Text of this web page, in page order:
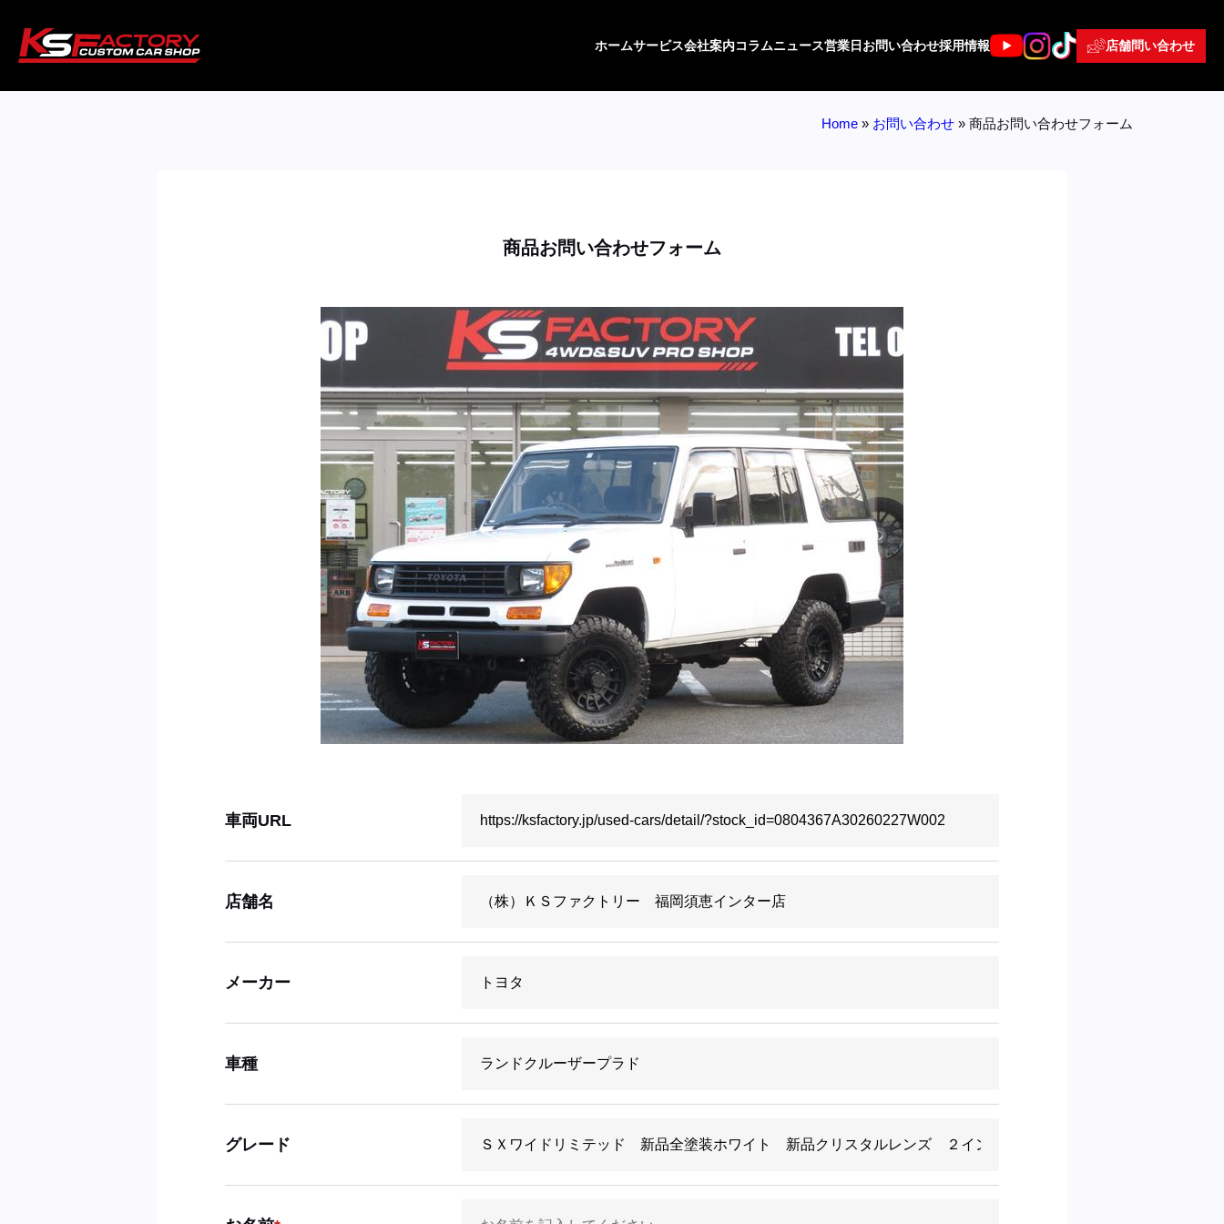
ホームサービス会社案内コラムニュース営業日 お問い合わせ採用情報 店舗問い合わせ
Home » お問い合わせ »商品お問い合わせフォーム
商品お問い合わせフォーム
車両URL
店舗名
メーカー
車種
グレード